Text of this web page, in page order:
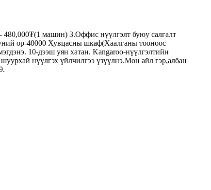
480,000₮(1 машин) 3.Оффис нүүлгэлт буюу салгалт
ор-40000 Хувцасны шкаф(Хаалганы тооноос
10-дээш уян хатан. Kangaroo-нүүлгэлтийн
нүүлгэх үйлчилгээ үзүүлнэ.Мөн айл гэр,албан